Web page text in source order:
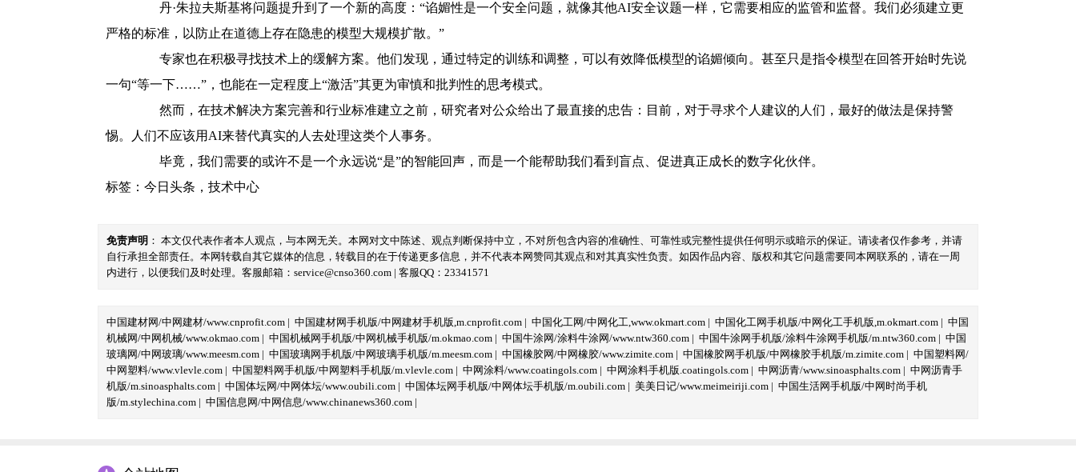
丹·朱拉夫斯基将问题提升到了一个新的高度：“谄媚性是一个安全问题，就像其他AI安全议题一样，它需要相应的监管和监督。我们必须建立更
严格的标准，以防止在道德上存在隐患的模型大规模扩散。”
专家也在积极寻找技术上的缓解方案。他们发现，通过特定的训练和调整，可以有效降低模型的谄媚倾向。甚至只是指令模型在回答开始时先说
一句“等一下……”，也能在一定程度上“激活”其更为审慎和批判性的思考模式。
然而，在技术解决方案完善和行业标准建立之前，研究者对公众给出了最直接的忠告：目前，对于寻求个人建议的人们，最好的做法是保持警
惕。人们不应该用AI来替代真实的人去处理这类个人事务。
毕竟，我们需要的或许不是一个永远说“是”的智能回声，而是一个能帮助我们看到盲点、促进真正成长的数字化伙伴。
标签： 今日头条 ， 技术中心
免责声明 ： 本文仅代表作者本人观点，与本网无关。本网对文中陈述、观点判断保持中立，不对所包含内容的准确性、可靠性或完整性提供任何明示或暗示的保证。请读者仅作参考，并请
自行承担全部责任。本网转载自其它媒体的信息，转载目的在于传递更多信息，并不代表本网赞同其观点和对其真实性负责。如因作品内容、版权和其它问题需要同本网联系的，请在一周
内进行，以便我们及时处理。客服邮箱：service@cnso360.com | 客服QQ：23341571
中国建材网/中网建材/www.cnprofit.com | 中国建材网手机版/中网建材手机版,m.cnprofit.com | 中国化工网/中网化工,www.okmart.com | 中国化工网手机版/中网化工手机版,m.okmart.com | 中国
机械网/中网机械/www.okmao.com | 中国机械网手机版/中网机械手机版/m.okmao.com | 中国牛涂网/涂料牛涂网/www.ntw360.com | 中国牛涂网手机版/涂料牛涂网手机版/m.ntw360.com | 中国
玻璃网/中网玻璃/www.meesm.com | 中国玻璃网手机版/中网玻璃手机版/m.meesm.com | 中国橡胶网/中网橡胶/www.zimite.com | 中国橡胶网手机版/中网橡胶手机版/m.zimite.com | 中国塑料网/
中网塑料/www.vlevle.com | 中国塑料网手机版/中网塑料手机版/m.vlevle.com | 中网涂料/www.coatingols.com | 中网涂料手机版.coatingols.com | 中网沥青/www.sinoasphalts.com | 中网沥青手
机版/m.sinoasphalts.com | 中国体坛网/中网体坛/www.oubili.com | 中国体坛网手机版/中网体坛手机版/m.oubili.com | 美美日记/www.meimeiriji.com | 中国生活网手机版/中网时尚手机
版/m.stylechina.com | 中国信息网/中网信息/www.chinanews360.com |